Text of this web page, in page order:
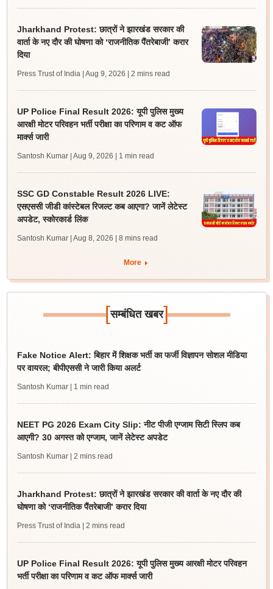
Jharkhand Protest: छात्रों ने झारखंड सरकार की
वार्ता के नए दौर की घोषणा को ‘राजनीतिक पैंतरेबाजी’ करार
दिया
Press Trust of India | Aug 9, 2026 | 2 mins read
UP Police Final Result 2026: यूपी पुलिस मुख्य
आरक्षी मोटर परिवहन भर्ती परीक्षा का परिणाम व कट ऑफ
मार्क्स जारी
Santosh Kumar | Aug 9, 2026 | 1 min read
SSC GD Constable Result 2026 LIVE:
एसएससी जीडी कांस्टेबल रिजल्ट कब आएगा? जानें लेटेस्ट
अपडेट, स्कोरकार्ड लिंक
Santosh Kumar | Aug 8, 2026 | 8 mins read
More
[सम्बंधित खबर]
Fake Notice Alert: बिहार में शिक्षक भर्ती का फर्जी विज्ञापन सोशल मीडिया
पर वायरल; बीपीएससी ने जारी किया अलर्ट
Santosh Kumar | 1 min read
NEET PG 2026 Exam City Slip: नीट पीजी एग्जाम सिटी स्लिप कब
आएगी? 30 अगस्त को एग्जाम, जानें लेटेस्ट अपडेट
Santosh Kumar | 2 mins read
Jharkhand Protest: छात्रों ने झारखंड सरकार की वार्ता के नए दौर की
घोषणा को ‘राजनीतिक पैंतरेबाजी’ करार दिया
Press Trust of India | 2 mins read
UP Police Final Result 2026: यूपी पुलिस मुख्य आरक्षी मोटर परिवहन
भर्ती परीक्षा का परिणाम व कट ऑफ मार्क्स जारी